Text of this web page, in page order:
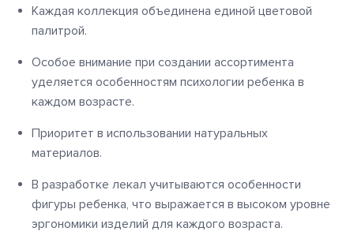
Каждая коллекция объединена единой цветовой
палитрой.
Особое внимание при создании ассортимента
уделяется особенностям психологии ребенка в
каждом возрасте.
Приоритет в использовании натуральных
материалов.
В разработке лекал учитываются особенности
фигуры ребенка, что выражается в высоком уровне
эргономики изделий для каждого возраста.